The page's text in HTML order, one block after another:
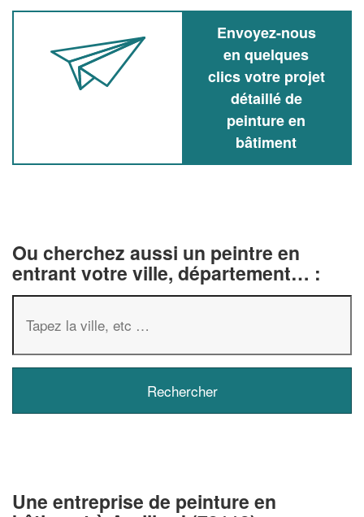
Envoyez-nous
en quelques
clics votre projet
détaillé de
peinture en
bâtiment
Ou cherchez aussi un peintre en
entrant votre ville, département… :
Une entreprise de peinture en
Augmentez votre